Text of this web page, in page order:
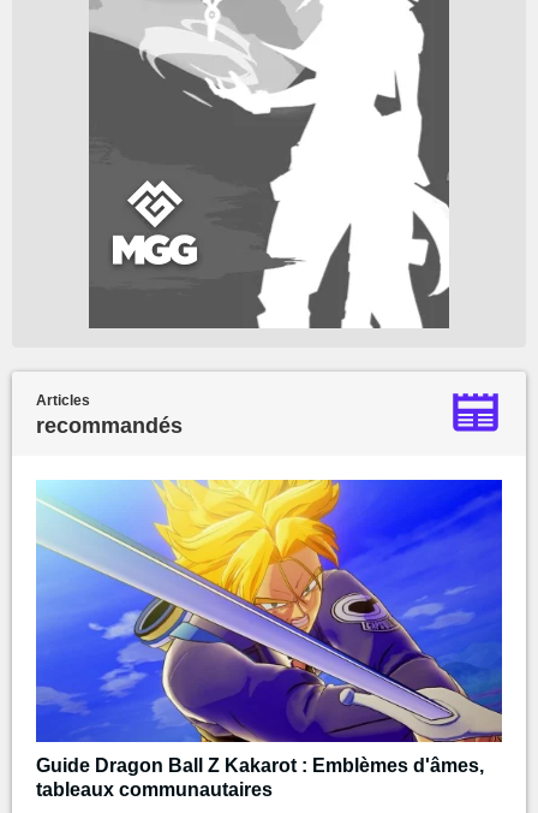
Articles
recommandés
Guide Dragon Ball Z Kakarot : Emblèmes d'âmes,
tableaux communautaires